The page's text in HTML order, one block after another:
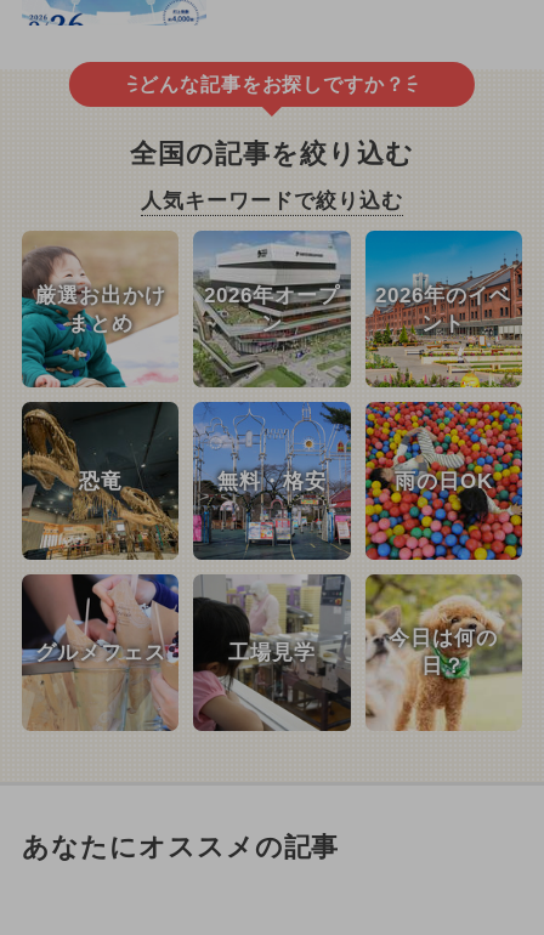
どんな記事をお探しですか？
全国の記事を絞り込む
人気キーワードで絞り込む
厳選お出かけ
まとめ
2026年オープ
ン
2026年のイベ
ント
恐竜 無料・格安 雨の日OK
グルメフェス 工場見学
今日は何の
日？
あなたにオススメの記事